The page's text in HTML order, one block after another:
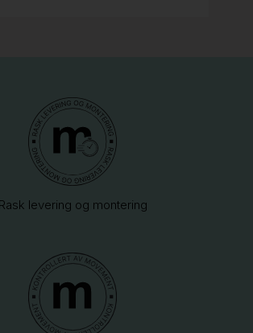
Rask levering og montering